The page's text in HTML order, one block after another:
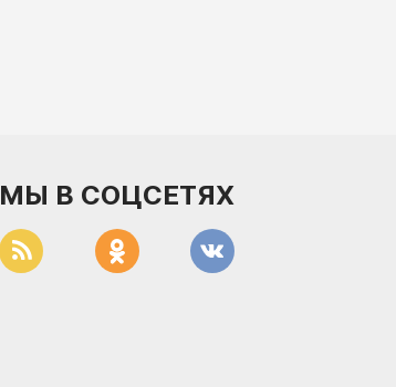
МЫ В СОЦСЕТЯХ